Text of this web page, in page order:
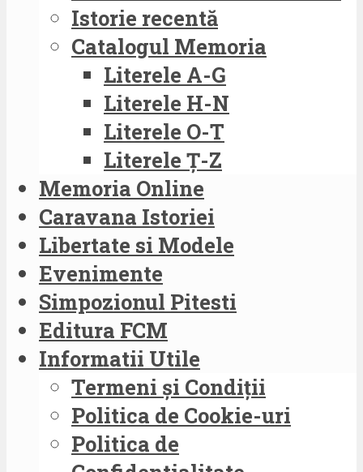
Istorie recentă
Catalogul Memoria
Literele A-G
Literele H-N
Literele O-T
Literele Ț-Z
Memoria Online
Caravana Istoriei
Libertate si Modele
Evenimente
Simpozionul Pitesti
Editura FCM
Informatii Utile
Termeni și Condiții
Politica de Cookie-uri
Politica de